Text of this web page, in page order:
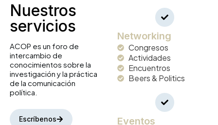
Nuestros
servicios
ACOP es un foro de
intercambio de
conocimientos sobre la
investigación y la práctica
de la comunicación
política.
Escríbenos
Networking
Congresos
Actividades
Encuentros
Beers & Politics​
Eventos